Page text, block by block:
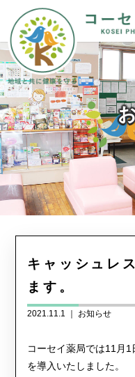
キャッシュレ
ます。
2021.11.1 ｜ お知らせ
コーセイ薬局では11月
を導入いたしました。